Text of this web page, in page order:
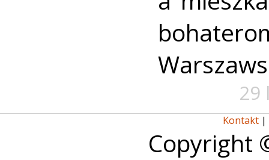
29
Kontakt |
Copyright